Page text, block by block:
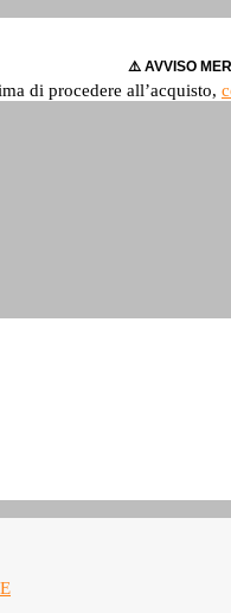
⚠️ AVVISO
di procedere all’acquisto,